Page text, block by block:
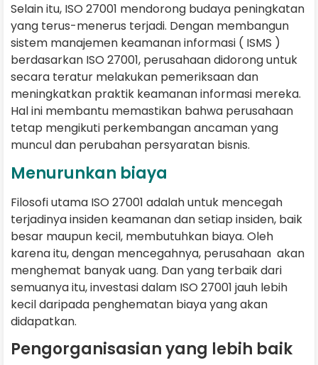
Selain itu, ISO 27001 mendorong budaya peningkatan
yang terus-menerus terjadi. Dengan membangun
sistem manajemen keamanan informasi ( ISMS )
berdasarkan ISO 27001, perusahaan didorong untuk
secara teratur melakukan pemeriksaan dan
meningkatkan praktik keamanan informasi mereka.
Hal ini membantu memastikan bahwa perusahaan
tetap mengikuti perkembangan ancaman yang
muncul dan perubahan persyaratan bisnis.
Menurunkan biaya
Filosofi utama ISO 27001 adalah untuk mencegah
terjadinya insiden keamanan dan setiap insiden, baik
besar maupun kecil, membutuhkan biaya. Oleh
karena itu, dengan mencegahnya, perusahaan akan
menghemat banyak uang. Dan yang terbaik dari
semuanya itu, investasi dalam ISO 27001 jauh lebih
kecil daripada penghematan biaya yang akan
didapatkan.
Pengorganisasian yang lebih baik